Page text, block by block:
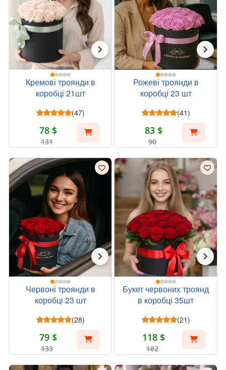
Кремові троянди в
коробці 21шт
(47)
78 $
131
Рожеві троянди в
коробці 23 шт
(41)
83 $
90
Червоні троянди в
коробці 23 шт
(28)
79 $
133
Букет червоних троянд
в коробці 35шт
(21)
118 $
182